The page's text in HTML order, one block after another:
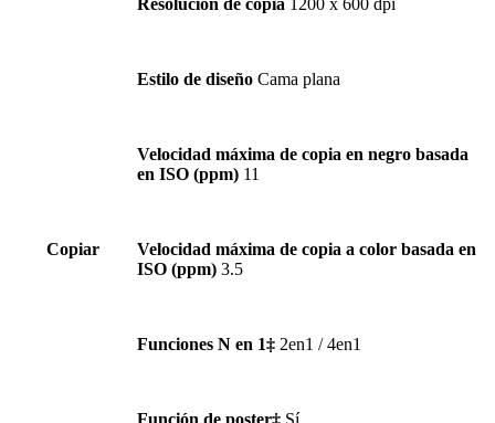
Copiar
Resolución de copia 1200 x 600 dpi
Estilo de diseño Cama plana
Velocidad máxima de copia en negro basada
en ISO (ppm) 11
Velocidad máxima de copia a color basada en
ISO (ppm) 3.5
Funciones N en 1‡ 2en1 / 4en1
Función de poster‡ Sí